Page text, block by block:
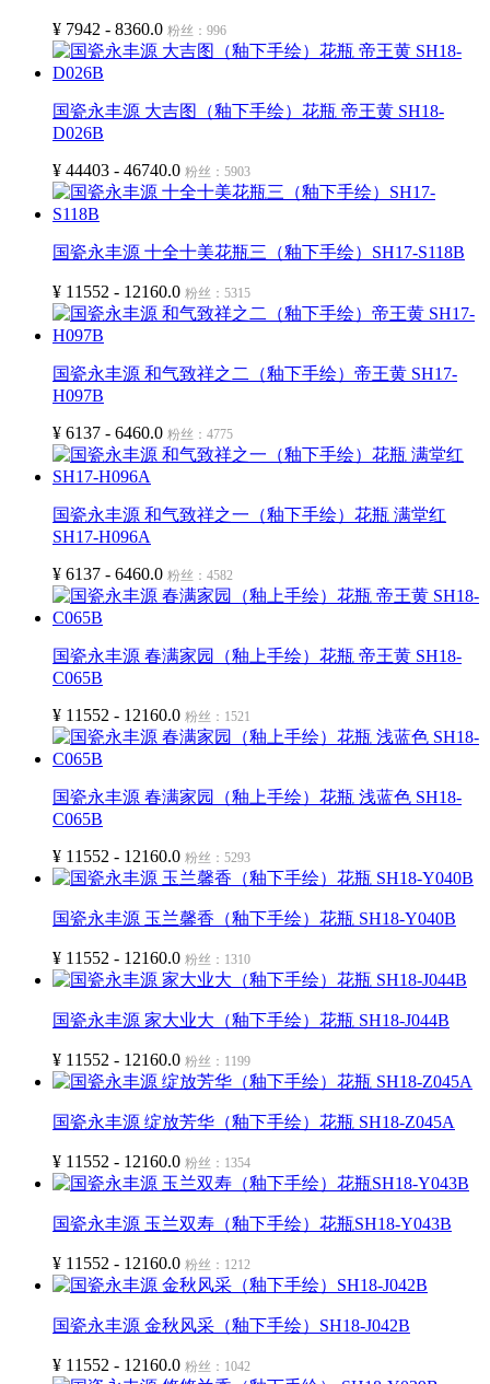
¥ 7942 - 8360.0 粉丝：996
国瓷永丰源 大吉图（釉下手绘）花瓶 帝王黄 SH18-
D026B
¥ 44403 - 46740.0 粉丝：5903
国瓷永丰源 十全十美花瓶三（釉下手绘）SH17-S118B
¥ 11552 - 12160.0 粉丝：5315
国瓷永丰源 和气致祥之二（釉下手绘）帝王黄 SH17-
H097B
¥ 6137 - 6460.0 粉丝：4775
国瓷永丰源 和气致祥之一（釉下手绘）花瓶 满堂红
SH17-H096A
¥ 6137 - 6460.0 粉丝：4582
国瓷永丰源 春满家园（釉上手绘）花瓶 帝王黄 SH18-
C065B
¥ 11552 - 12160.0 粉丝：1521
国瓷永丰源 春满家园（釉上手绘）花瓶 浅蓝色 SH18-
C065B
¥ 11552 - 12160.0 粉丝：5293
国瓷永丰源 玉兰馨香（釉下手绘）花瓶 SH18-Y040B
¥ 11552 - 12160.0 粉丝：1310
国瓷永丰源 家大业大（釉下手绘）花瓶 SH18-J044B
¥ 11552 - 12160.0 粉丝：1199
国瓷永丰源 绽放芳华（釉下手绘）花瓶 SH18-Z045A
¥ 11552 - 12160.0 粉丝：1354
国瓷永丰源 玉兰双寿（釉下手绘）花瓶SH18-Y043B
¥ 11552 - 12160.0 粉丝：1212
国瓷永丰源 金秋风采（釉下手绘）SH18-J042B
¥ 11552 - 12160.0 粉丝：1042